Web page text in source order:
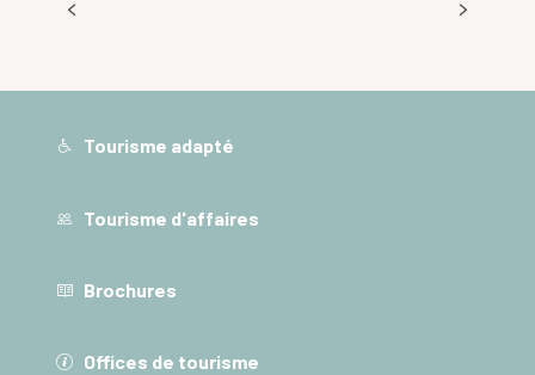
Tourisme adapté
Tourisme d'affaires
Brochures
Offices de tourisme